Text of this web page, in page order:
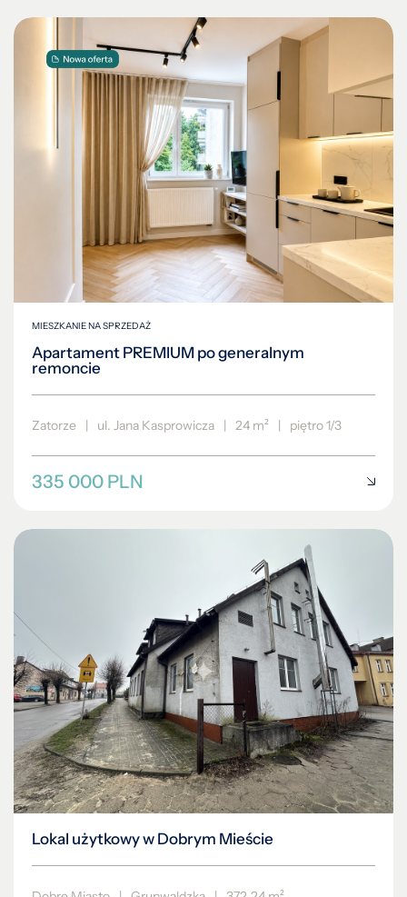
MIESZKANIE NA SPRZEDAŻ
Apartament PREMIUM po generalnym
remoncie
Zatorze | ul. Jana Kasprowicza | 24 m² | piętro 1/3
335 000 PLN
Lokal użytkowy w Dobrym Mieście